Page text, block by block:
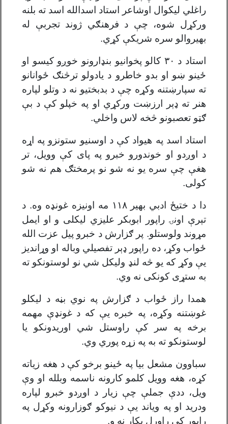
راغلي لیکوال اوشاعر استاد اسدالله اسد ته بلنه
ورکړل شوه، چې د فرهنګي ژوند تجربې له
بهیروالو سره شریکې کړي.
استاد د ۳۰ کالو پخوانیو بنډارونو خوږو کیسو او
ځينو ښو او بدو خاطرو د یادولو ترڅنګ ځوانانو
ته سپارښتنه وکړه چې د بدبختیو نه د وتلو لپاره
هنر ته ډېر ارزښت ورکړي او په خپلو کې د بې
ګټو تعصبونو څخه لاس واخلي.
استاد اسد په هیواد کې د اوسنیو ستونزو په اړه
د اوږدو او خوندورو خبرو په پای کې وویل، تر
هغې چې سره یو نه شو نو پرمختګ هم نه شو
کولی.
دا د ختیځ ادبي بهیر ۱۱۸ مه اونیزه غونډه وه. د
تېرې اونۍ راپور ابوبکر علیزي لیکلی و او ایمل
مړوند ولوستلو. پر ګزارش د خبرو پیل عزت الله
ځواب وکړ، ده راپور ډېر تفصیلي وباله او وړاندیز
يې وکړ که یو څه لنډ ولیکل شي نو لوستونکو ته
به ستړی کونکی نه وي.
همدا راز ځواب د ګزارش په نوي بڼه د لیکلو
غوښتنه وکړه، په خبره يې که د غونډې مهمه
برخه په سر کې راوستل شي اوریدونکو یا
لوستونکو ته به په زړه پوري وي.
سباوون مشعل بیا په ځينو برخو کې د هغه زیاته
کړه، هغه وویل کلمو کارونه ناسمه وبلله او وې
ویل، ددې جملې چې زیار د اوږدو خبرو لپاره
ودرید او په ویاند يې د نیوکو ګوزارونه وکړل په
راپور کې راوړل پکار نه و.